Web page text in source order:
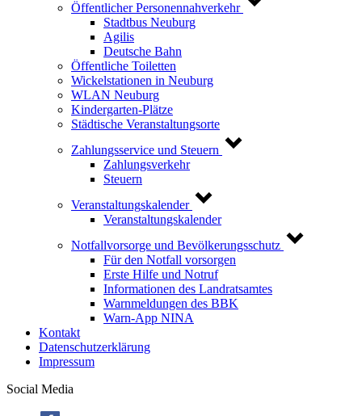
Öffentlicher Personennahverkehr
Stadtbus Neuburg
Agilis
Deutsche Bahn
Öffentliche Toiletten
Wickelstationen in Neuburg
WLAN Neuburg
Kindergarten-Plätze
Städtische Veranstaltungsorte
Zahlungsservice und Steuern
Zahlungsverkehr
Steuern
Veranstaltungskalender
Veranstaltungskalender
Notfallvorsorge und Bevölkerungsschutz
Für den Notfall vorsorgen
Erste Hilfe und Notruf
Informationen des Landratsamtes
Warnmeldungen des BBK
Warn-App NINA
Kontakt
Datenschutzerklärung
Impressum
Social Media